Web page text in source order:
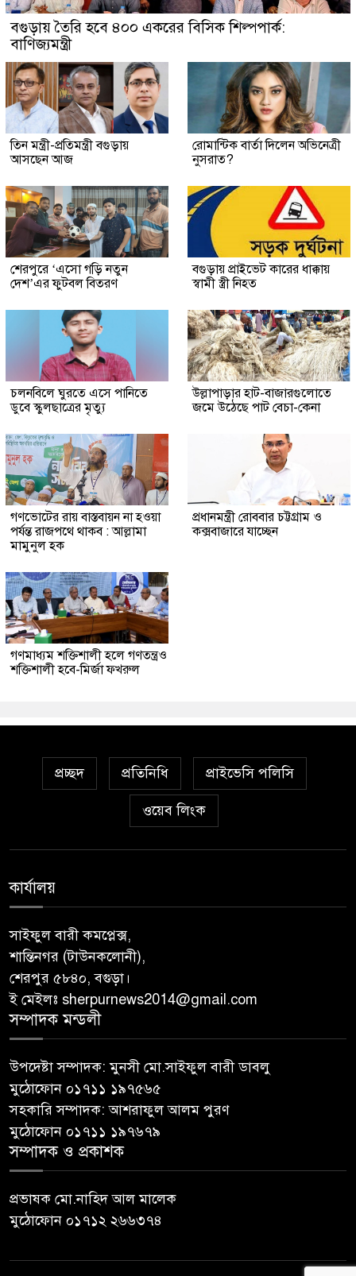
বগুড়ায় তৈরি হবে ৪০০ একরের বিসিক শিল্পপার্ক:
বাণিজ্যমন্ত্রী
তিন মন্ত্রী-প্রতিমন্ত্রী বগুড়ায়
আসছেন আজ
রোমান্টিক বার্তা দিলেন অভিনেত্রী
নুসরাত?
শেরপুরে ‘এসো গড়ি নতুন
দেশ’এর ফুটবল বিতরণ
বগুড়ায় প্রাইভেট কারের ধাক্কায়
স্বামী স্ত্রী নিহত
চলনবিলে ঘুরতে এসে পানিতে
ডুবে স্কুলছাত্রের মৃত্যু
উল্লাপাড়ার হাট-বাজারগুলোতে
জমে উঠেছে পাট বেচা-কেনা
গণভোটের রায় বাস্তবায়ন না হওয়া
পর্যন্ত রাজপথে থাকব : আল্লামা
মামুনুল হক
প্রধানমন্ত্রী রোববার চট্টগ্রাম ও
কক্সবাজারে যাচ্ছেন
গণমাধ্যম শক্তিশালী হলে গণতন্ত্রও
শক্তিশালী হবে-মির্জা ফখরুল
প্রচ্ছদ প্রতিনিধি প্রাইভেসি পলিসি
ওয়েব লিংক
কার্যালয়
সাইফুল বারী কমপ্লেক্স,
শান্তিনগর (টাউনকলোনী),
শেরপুর ৫৮৪০, বগুড়া।
ই মেইলঃ sherpurnews2014@gmail.com
সম্পাদক মন্ডলী
উপদেষ্টা সম্পাদক: মুনসী মো.সাইফুল বারী ডাবলু
মুঠোফোন ০১৭১১ ১৯৭৫৬৫
সহকারি সম্পাদক: আশরাফুল আলম পুরণ
মুঠোফোন ০১৭১১ ১৯৭৬৭৯
সম্পাদক ও প্রকাশক
প্রভাষক মো.নাহিদ আল মালেক
মুঠোফোন ০১৭১২ ২৬৬৩৭৪